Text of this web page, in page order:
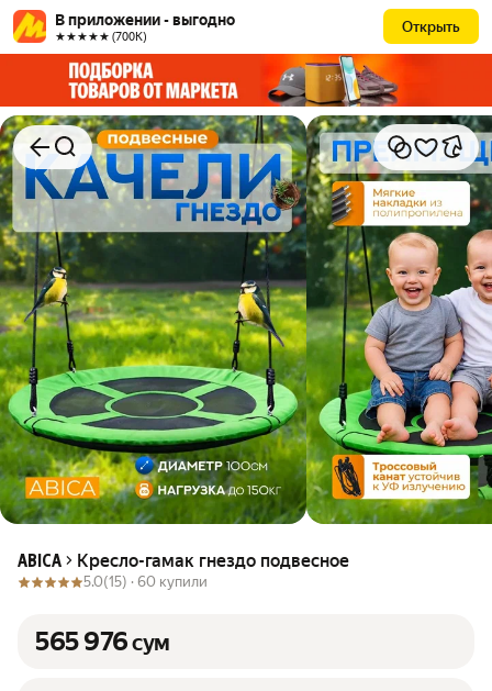
В приложении - выгодно
★★★★★ (700К)
Открыть
ABICA Кресло-гамак гнездо подвесное
5.0(15) · 60 купили
565 976сум